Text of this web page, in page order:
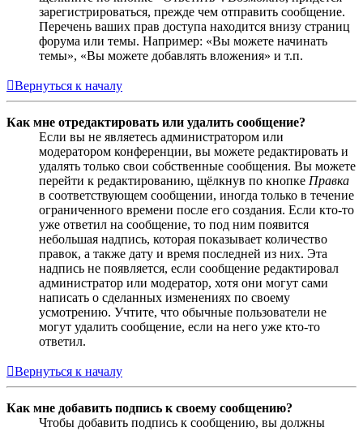
зарегистрироваться, прежде чем отправить сообщение.
Перечень ваших прав доступа находится внизу страниц
форума или темы. Например: «Вы можете начинать
темы», «Вы можете добавлять вложения» и т.п.
Вернуться к началу
Как мне отредактировать или удалить сообщение?
Если вы не являетесь администратором или
модератором конференции, вы можете редактировать и
удалять только свои собственные сообщения. Вы можете
перейти к редактированию, щёлкнув по кнопке Правка
в соответствующем сообщении, иногда только в течение
ограниченного времени после его создания. Если кто-то
уже ответил на сообщение, то под ним появится
небольшая надпись, которая показывает количество
правок, а также дату и время последней из них. Эта
надпись не появляется, если сообщение редактировал
администратор или модератор, хотя они могут сами
написать о сделанных изменениях по своему
усмотрению. Учтите, что обычные пользователи не
могут удалить сообщение, если на него уже кто-то
ответил.
Вернуться к началу
Как мне добавить подпись к своему сообщению?
Чтобы добавить подпись к сообщению, вы должны